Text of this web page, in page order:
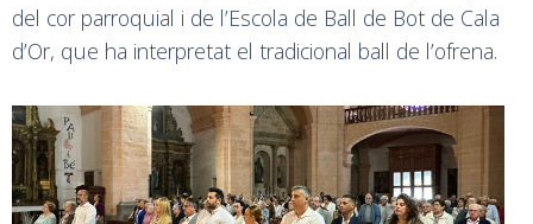
del cor parroquial i de l’Escola de Ball de Bot de Cala
d’Or, que ha interpretat el tradicional ball de l’ofrena.